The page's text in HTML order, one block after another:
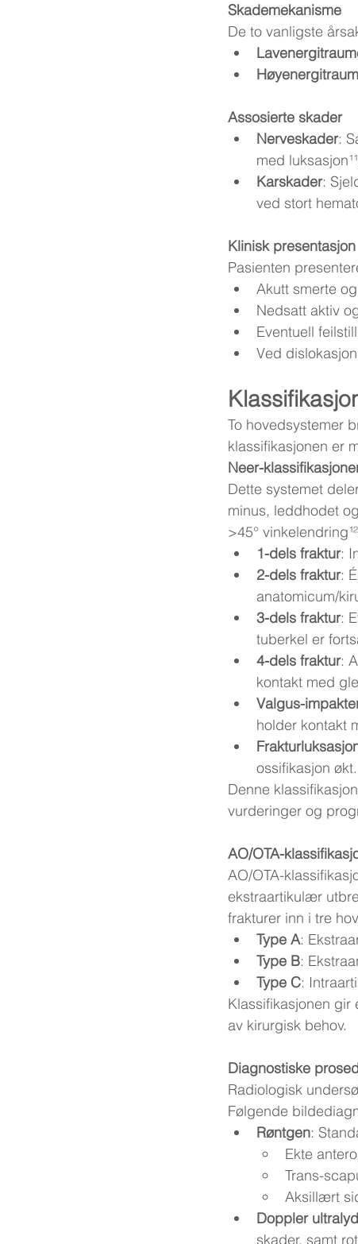
Skademekanisme
De to vanligste
Assosierte skader
Nerveskader:
med
Karskader:
ved stort
Klinisk presentasjon
Pasienten
Akutt smerte
Nedsatt aktiv
Eventuell
Ved
To hovedsystemer
klassifikasjonen er
Neer-
Dette systemet
minus, leddhodet
>45°
1-dels fraktur:
2-dels fraktur:
anatomicum/
3-dels fraktur:
tuberkel er
4-dels fraktur:
kontakt med
Valgus-
holder kontakt
ossifikasjon
Denne
vurderinger og
AO/OTA-
AO/OTA-
ekstraartikulær
frakturer inn i tre
Type A:
Type B:
Type C:
Klassifikasjonen
av kirurgisk behov.
Diagnostiske
Radiologisk
Følgende
Røntgen:
Ekte
Trans-
Aksillært
Doppler ultralyd
skader, samt